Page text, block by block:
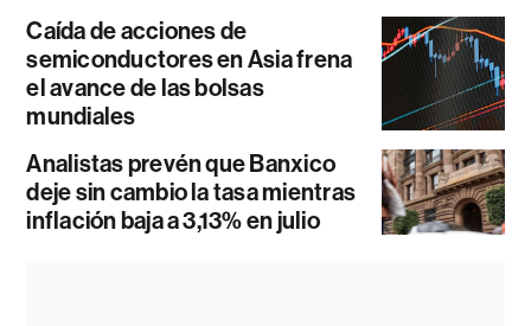
Caída de acciones de
semiconductores en Asia frena
el avance de las bolsas
mundiales
Analistas prevén que Banxico
deje sin cambio la tasa mientras
inflación baja a 3,13% en julio